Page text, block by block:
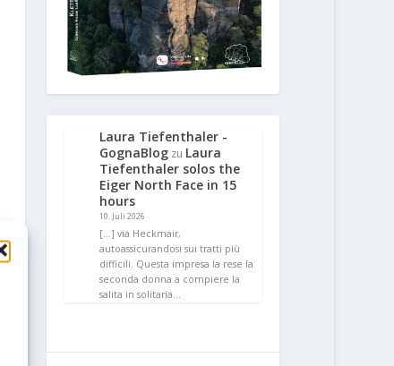
Laura Tiefenthaler -
GognaBlog zu Laura
Tiefenthaler solos the
Eiger North Face in 15
hours
10. Juli 2026
[…] via Heckmair,
autoassicurandosi sui tratti più
difficili. Questa impresa la rese la
seconda donna a compiere la
salita in solitaria…